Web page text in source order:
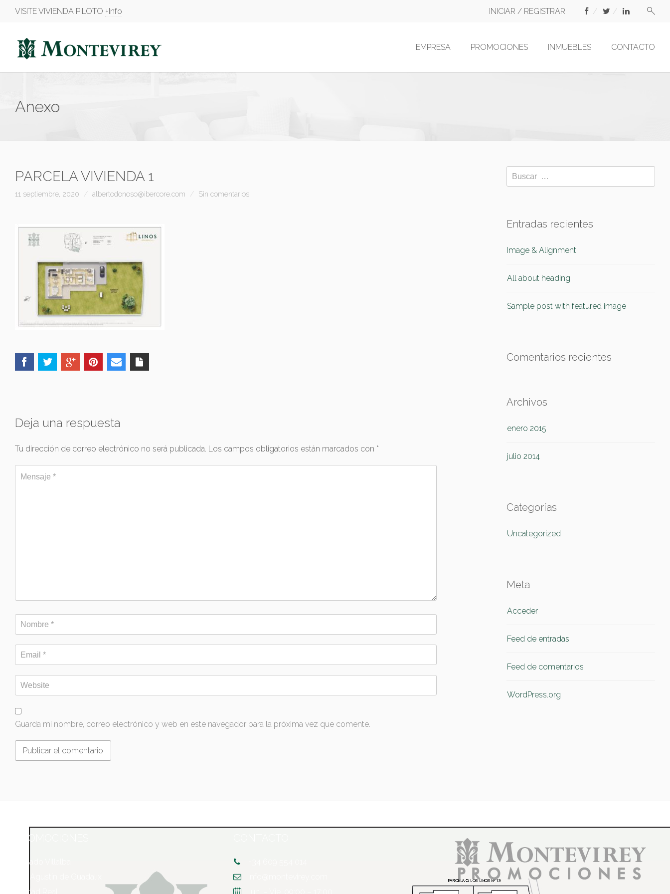
VISITE VIVIENDA PILOTO +Info INICIAR / REGISTRAR
EMPRESA PROMOCIONES INMUEBLES CONTACTO
Anexo
PARCELA VIVIENDA 1
11 septiembre, 2020 albertodonoso@ibercore.com Sin comentarios
Deja una respuesta
Tu dirección de correo electrónico no será publicada. Los campos obligatorios están marcados con *
Guarda mi nombre, correo electrónico y web en este navegador para la próxima vez que comente.
Entradas recientes
Image & Alignment
All about heading
Sample post with featured image
Comentarios recientes
Archivos
enero 2015
julio 2014
Categorías
Uncategorized
Meta
Acceder
Feed de entradas
Feed de comentarios
WordPress.org
PROMOCIONES
Collado Villalba
Ciudad Real